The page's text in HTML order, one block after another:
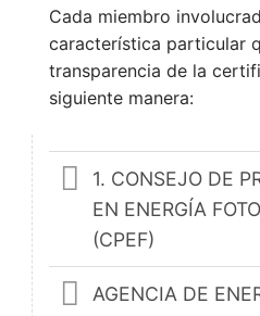
Cada miembro
característica particular
transparencia de la
siguiente manera:
1. CONSEJO DE
EN ENERGÍA
(CPEF)
AGENCIA DE